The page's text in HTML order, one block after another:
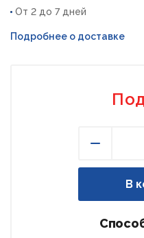
От 2 до 7 дней
Подробнее о доставке
В